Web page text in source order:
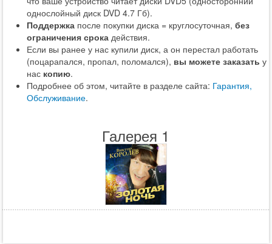
однослойный диск DVD 4.7 Гб).
Поддержка после покупки диска = круглосуточная, без
ограничения срока действия.
Если вы ранее у нас купили диск, а он перестал работать
(поцарапался, пропал, поломался), вы можете заказать у
нас копию.
Подробнее об этом, читайте в разделе сайта: Гарантия,
Обслуживание.
Галерея 1